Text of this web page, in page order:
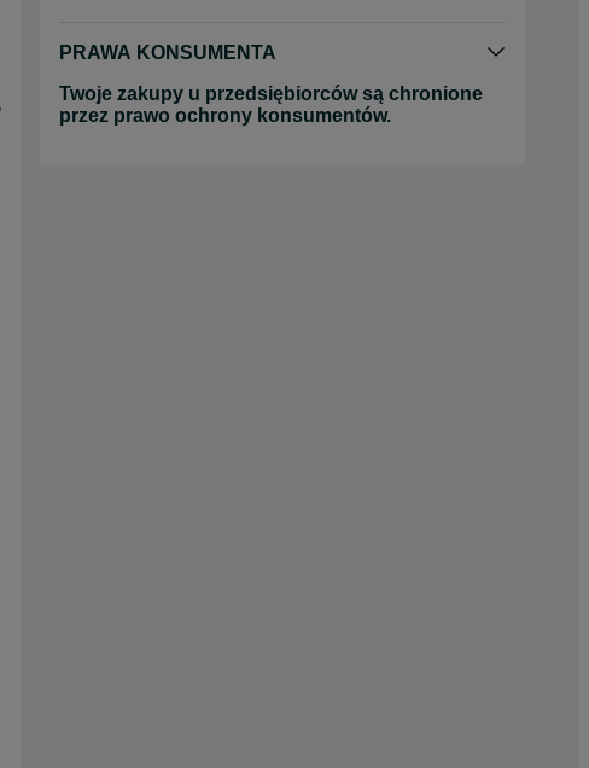
PRAWA KONSUMENTA
Twoje zakupy u przedsiębiorców są chronione
przez prawo ochrony konsumentów.